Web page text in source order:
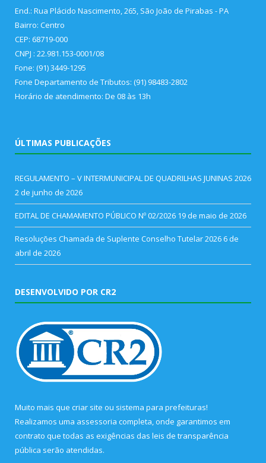
End.: Rua Plácido Nascimento, 265, São João de Pirabas - PA
Bairro: Centro
CEP: 68719-000
CNPJ : 22.981.153-0001/08
Fone: (91) 3449-1295
Fone Departamento de Tributos: (91) 98483-2802
Horário de atendimento: De 08 às 13h
ÚLTIMAS PUBLICAÇÕES
REGULAMENTO – V INTERMUNICIPAL DE QUADRILHAS JUNINAS 2026
2 de junho de 2026
EDITAL DE CHAMAMENTO PÚBLICO Nº 02/2026 19 de maio de 2026
Resoluções Chamada de Suplente Conselho Tutelar 2026 6 de
abril de 2026
DESENVOLVIDO POR CR2
Muito mais que criar site ou sistema para prefeituras!
Realizamos uma assessoria completa, onde garantimos em
contrato que todas as exigências das leis de transparência
pública serão atendidas.